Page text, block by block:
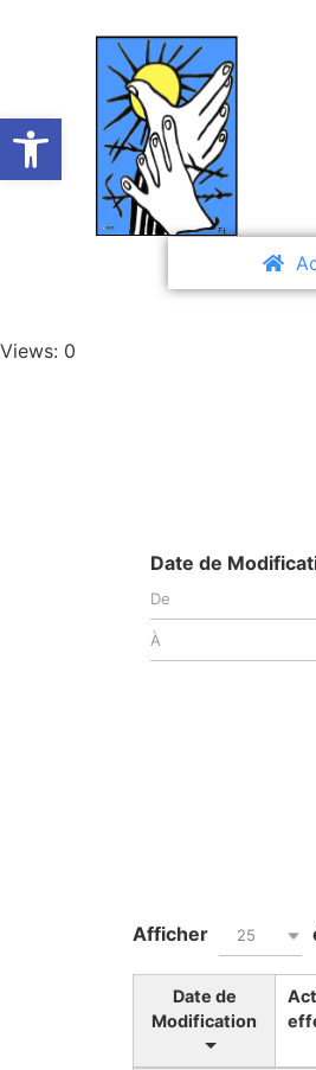
Ouvrir la barre d’outils
Views: 0
Date de
Afficher 25
Date de
Modification